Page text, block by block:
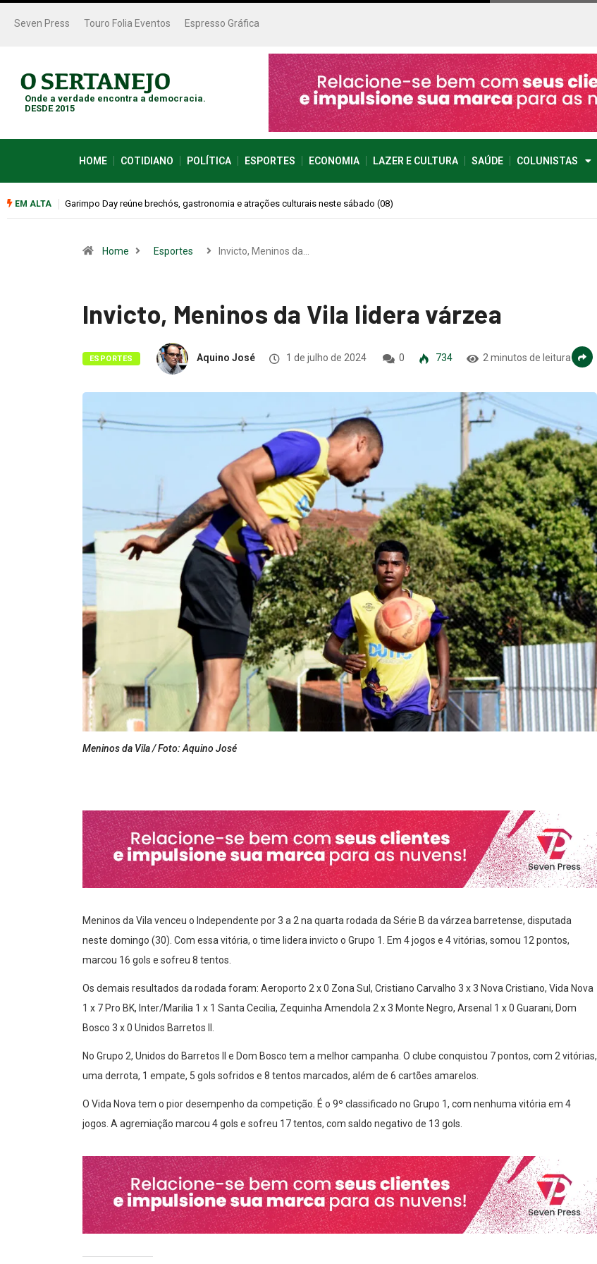
Seven Press Touro Folia Eventos Espresso Gráfica
Onde a verdade encontra a democracia.
DESDE 2015
HOME COTIDIANO POLÍTICA ESPORTES ECONOMIA LAZER E CULTURA SAÚDE COLUNISTAS
EM ALTA Bugonia transforma paranoia e conspiração em um suspense imprevisível
Home Esportes Invicto, Meninos da…
Invicto, Meninos da Vila lidera várzea
ESPORTES Aquino José 1 de julho de 2024 0 734 2 minutos de leitura
Meninos da Vila / Foto: Aquino José
Meninos da Vila venceu o Independente por 3 a 2 na quarta rodada da Série B da várzea barretense, disputada
neste domingo (30). Com essa vitória, o time lidera invicto o Grupo 1. Em 4 jogos e 4 vitórias, somou 12 pontos,
marcou 16 gols e sofreu 8 tentos.
Os demais resultados da rodada foram: Aeroporto 2 x 0 Zona Sul, Cristiano Carvalho 3 x 3 Nova Cristiano, Vida Nova
1 x 7 Pro BK, Inter/Marilia 1 x 1 Santa Cecilia, Zequinha Amendola 2 x 3 Monte Negro, Arsenal 1 x 0 Guarani, Dom
Bosco 3 x 0 Unidos Barretos II.
No Grupo 2, Unidos do Barretos II e Dom Bosco tem a melhor campanha. O clube conquistou 7 pontos, com 2 vitórias,
uma derrota, 1 empate, 5 gols sofridos e 8 tentos marcados, além de 6 cartões amarelos.
O Vida Nova tem o pior desempenho da competição. É o 9º classificado no Grupo 1, com nenhuma vitória em 4
jogos. A agremiação marcou 4 gols e sofreu 17 tentos, com saldo negativo de 13 gols.